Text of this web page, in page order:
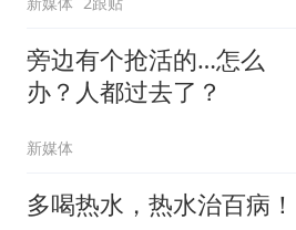
旁边有个抢活的…怎么
办？人都过去了？
新媒体
多喝热水，热水治百病！